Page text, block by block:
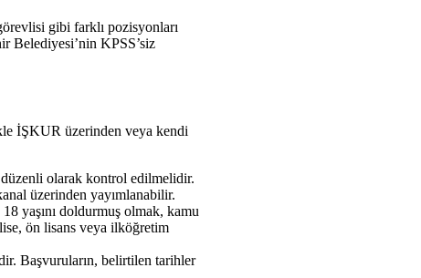
gibi farklı pozisyonları
Belediyesi’nin KPSS’siz
İŞKUR üzerinden veya kendi
olarak kontrol edilmelidir.
üzerinden yayımlanabilir.
yaşını doldurmuş olmak, kamu
ön lisans veya ilköğretim
Başvuruların, belirtilen tarihler